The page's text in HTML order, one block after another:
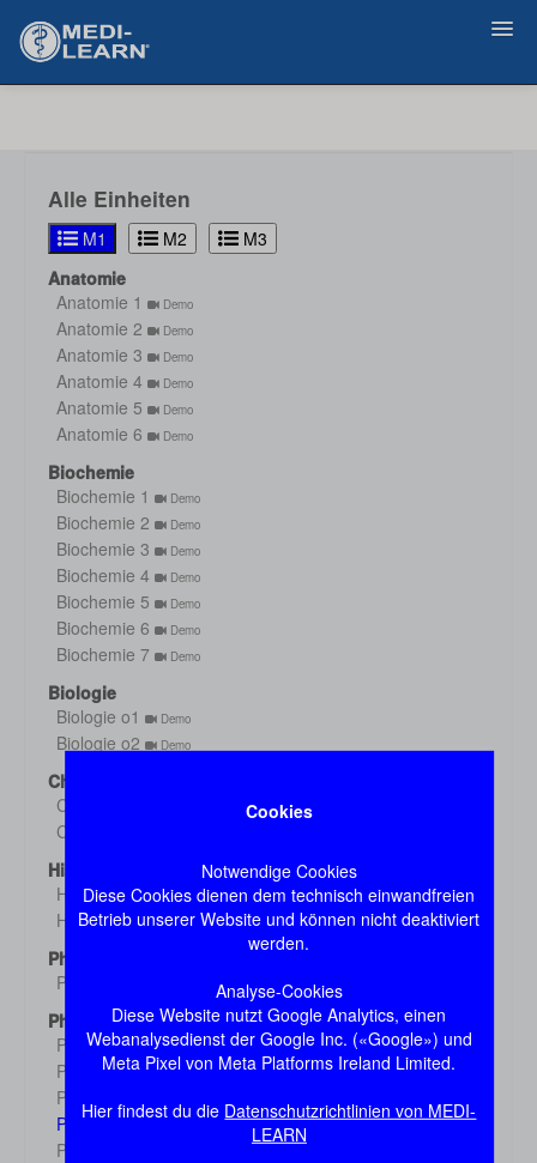
Cookies
Notwendige Cookies
Diese Cookies dienen dem technisch einwandfreien
Betrieb unserer Website und können nicht deaktiviert
werden.
Analyse-Cookies
Diese Website nutzt Google Analytics, einen
Webanalysedienst der Google Inc. («Google») und
Meta Pixel von Meta Platforms Ireland Limited.
Hier findest du die Datenschutzrichtlinien von MEDI-
LEARN
Alle Einheiten
M1 M2
M3
Anatomie
Anatomie 1
Demo
Anatomie 2 Demo
Anatomie 3 Demo
Anatomie 4 Demo
Anatomie 5 Demo
Anatomie 6 Demo
Biochemie
Biochemie 1
Demo
Biochemie 2 Demo
Biochemie 3 Demo
Biochemie 4 Demo
Biochemie 5 Demo
Biochemie 6 Demo
Biochemie 7 Demo
Biologie
Biologie o1
Demo
Biologie o2 Demo
Chemie
Chemie 1
Chemie 2
Histologie
Histologie s1
Demo
Histologie s2 Demo
Physik
Physik
Physiologie
Physiologie 1
Demo
Physiologie 2 Demo
Physiologie 3
Physiologie 4
Physiologie 5